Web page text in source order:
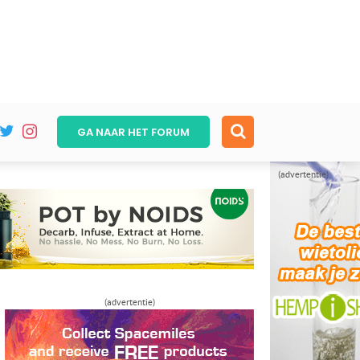
(advertentie)
GA NAAR HET FORUM
(advertentie)